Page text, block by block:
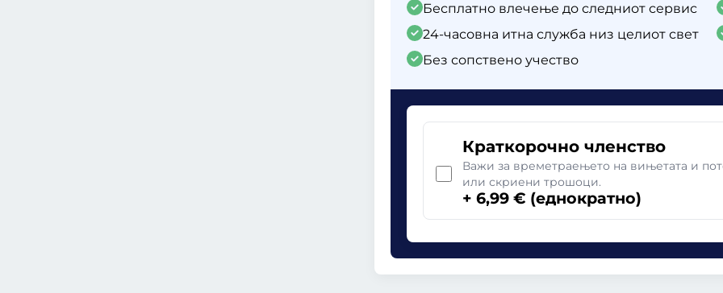
Бесплатно влечење до следниот сервис
24-часовна итна служба низ целиот свет
Без сопствено учество
Краткорочно членство
Важи за времетраењето на вињетата и
или скриени трошоци.
+ 6,99 € (еднократно)